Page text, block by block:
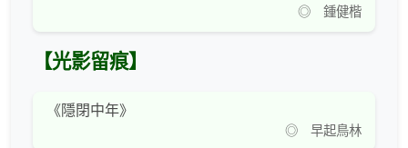
◎ 鍾健楷
【光影留痕】
《隱閉中年》
◎ 早起鳥林